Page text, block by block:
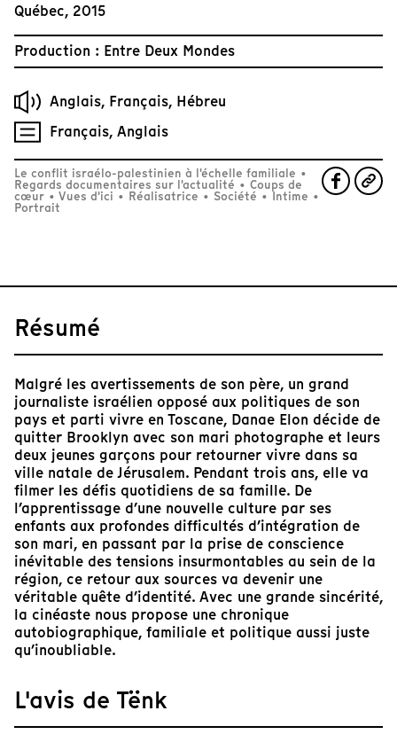
Québec, 2015
Production : Entre Deux Mondes
Anglais, Français, Hébreu
Français, Anglais
Le conflit israélo-palestinien à l'échelle familiale •
Regards documentaires sur l'actualité • Coups de
cœur • Vues d'ici • Réalisatrice • Société • Intime •
Portrait
Résumé
Malgré les avertissements de son père, un grand
journaliste israélien opposé aux politiques de son
pays et parti vivre en Toscane, Danae Elon décide de
quitter Brooklyn avec son mari photographe et leurs
deux jeunes garçons pour retourner vivre dans sa
ville natale de Jérusalem. Pendant trois ans, elle va
filmer les défis quotidiens de sa famille. De
l’apprentissage d’une nouvelle culture par ses
enfants aux profondes difficultés d’intégration de
son mari, en passant par la prise de conscience
inévitable des tensions insurmontables au sein de la
région, ce retour aux sources va devenir une
véritable quête d’identité. Avec une grande sincérité,
la cinéaste nous propose une chronique
autobiographique, familiale et politique aussi juste
qu’inoubliable.
L'avis de Tënk